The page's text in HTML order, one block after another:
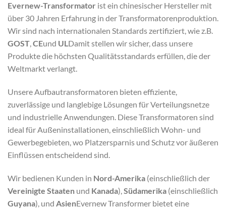
Evernew-Transformator ist ein chinesischer Hersteller mit
über 30 Jahren Erfahrung in der Transformatorenproduktion.
Wir sind nach internationalen Standards zertifiziert, wie z.B.
GOST,CEund ULDamit stellen wir sicher, dass unsere
Produkte die höchsten Qualitätsstandards erfüllen, die der
Weltmarkt verlangt.
Unsere Aufbautransformatoren bieten effiziente,
zuverlässige und langlebige Lösungen für Verteilungsnetze
und industrielle Anwendungen. Diese Transformatoren sind
ideal für Außeninstallationen, einschließlich Wohn- und
Gewerbegebieten, wo Platzersparnis und Schutz vor äußeren
Einflüssen entscheidend sind.
Wir bedienen Kunden in Nord-Amerika (einschließlich der
Vereinigte Staaten und Kanada),Südamerika (einschließlich
Guyana), und AsienEvernew Transformer bietet eine